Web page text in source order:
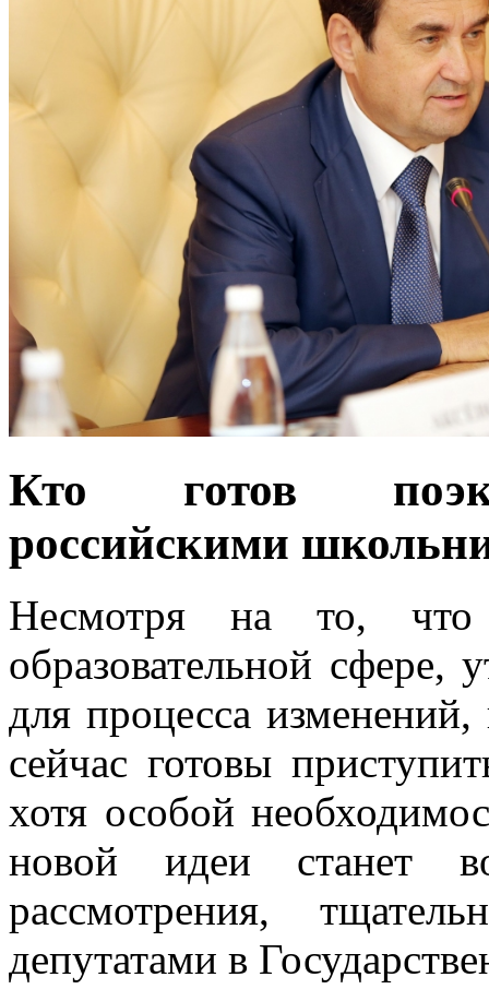
Кто готов
российскими
Несмотря на то, что
образовательной сфере,
для процесса
сейчас готовы
хотя особой
новой идеи станет
рассмотрения,
депутатами в